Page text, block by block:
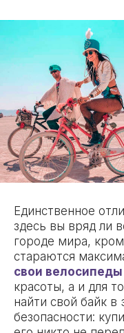
Единственное
здесь вы вряд ли
городе мира,
стараются
свои велосипеды
красоты, а и для
найти свой байк в
безопасности: